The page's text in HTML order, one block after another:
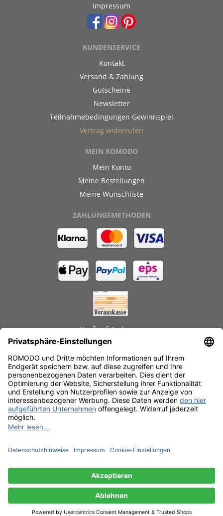
Impressum
KUNDENSERVICE
Kontakt
Versand & Zahlung
Gutscheine
Newsletter
Teilnahmebedingungen Gewinnspiel
Vertrag widerrufen
MEIN ROMODO
Mein Konto
Meine Bestellungen
Meine Wunschliste
ZAHLUNGSMETHODEN
Kauf auf Rechnung
Schnelle Lieferzeiten
Käuferschutz
Datenschutz
SSL-Verschlüsselung